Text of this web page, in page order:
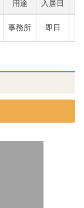
用途 入居日
事務所 即日